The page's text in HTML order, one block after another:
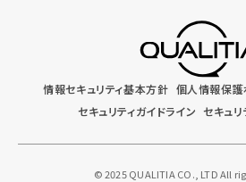
情報セキュリティ基本方針 個人情報保護
セキュリティガイドライン セキュリ
© 2025 QUALITIA CO., LTD All